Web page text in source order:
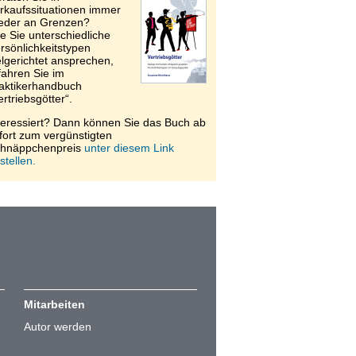
immer
an Grenzen?
Sie unterschiedliche
ansprechen,
Sie im
Dann können Sie das Buch ab
zum vergünstigten
unter diesem Link
Mitarbeiten
Autor werden